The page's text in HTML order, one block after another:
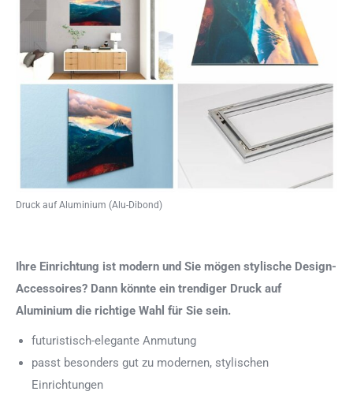
Druck auf Aluminium (Alu-Dibond)
Ihre Einrichtung ist modern und Sie mögen stylische Design-
Accessoires? Dann könnte ein trendiger Druck auf
Aluminium die richtige Wahl für Sie sein.
futuristisch-elegante Anmutung
passt besonders gut zu modernen, stylischen
Einrichtungen